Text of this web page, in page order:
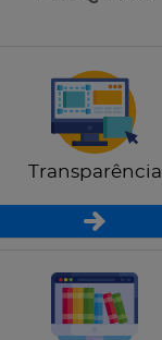
Transparência